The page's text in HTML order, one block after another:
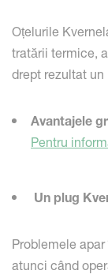
Oțelurile
tratării termice,
drept rezultat
Avantajele
Pentru
Un plug
Problemele
atunci când